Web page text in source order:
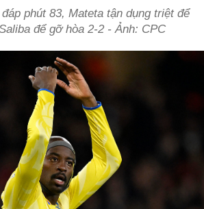
phút 83, Mateta tận dụng triệt để
để gỡ hòa 2-2 - Ảnh: CPC